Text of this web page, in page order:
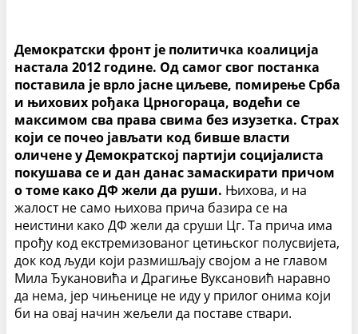
Демократски фронт је политичка коалиција
настала 2012 године. Од самог свог постанка
поставила је врло јасне циљеве, помирење Срба
и њихових рођака Црногораца, водећи се
максимом сва права свима без изузетка. Страх
који се почео јављати код бивше власти
оличене у Демократској партији социјалиста
покушава се и дан данас замаскирати причом
о томе како ДФ жели да руши. Њихова, и на
жалост не само њихова прича базира се на
неистини како ДФ жели да сруши Цг. Та прича има
прођу код екстремизованог цетињског полусвијета,
док код људи који размишљају својом а не главом
Мила Ђукановића и Драгиње Вуксановић наравно
да нема, јер чињенице не иду у прилог онима који
би на овај начин жељели да поставе ствари.